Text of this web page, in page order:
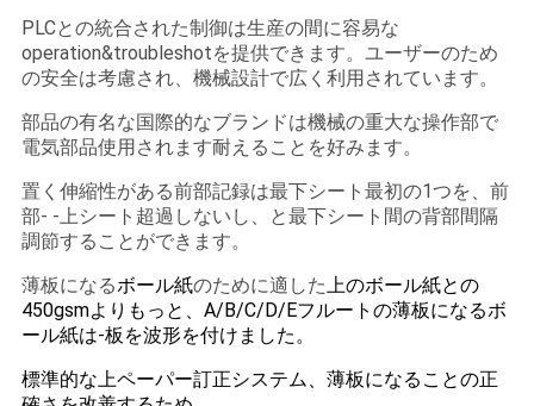
い
地
図
PRIVACY
POLICY
PLCとの統合された制御は生産の間に容易な
operation&troubleshotを提供できます。ユーザーのため
の安全は考慮され、機械設計で広く利用されています。
部品の有名な国際的なブランドは機械の重大な操作部で
電気部品使用されます耐えることを好みます。
置く伸縮性がある前部記録は最下シート最初の1つを、前
部- -上シート超過しないし、と最下シート間の背部間隔
調節することができます。
薄板になるボール紙のために適した上のボール紙との
450gsmよりもっと、A/B/C/D/Eフルートの薄板になるボ
ール紙は-板を波形を付けました。
標準的な上ペーパー訂正システム、薄板になることの正